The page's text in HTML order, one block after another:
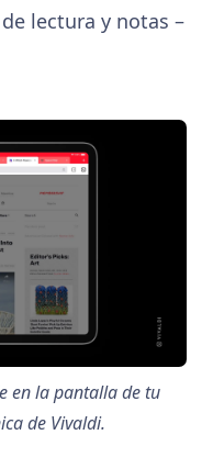
lectura y notas –
en la pantalla de tu
de Vivaldi.